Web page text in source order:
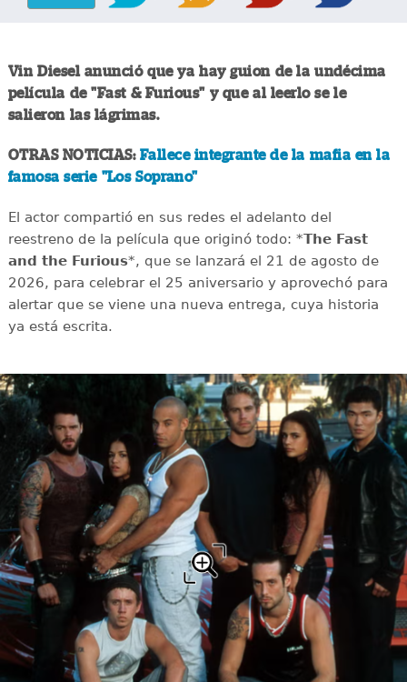
Vin Diesel anunció que ya hay guion de la undécima
película de "Fast & Furious" y que al leerlo se le
salieron las lágrimas.
OTRAS NOTICIAS: Fallece integrante de la mafia en la
famosa serie "Los Soprano"
El actor compartió en sus redes el adelanto del
reestreno de la película que originó todo: *The Fast
and the Furious*, que se lanzará el 21 de agosto de
2026, para celebrar el 25 aniversario y aprovechó para
alertar que se viene una nueva entrega, cuya historia
ya está escrita.